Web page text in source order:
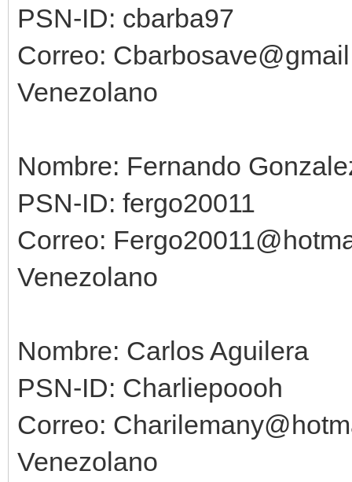
PSN-ID: cbarba97
Correo:
Venezolano
Nombre: Fernando
PSN-ID: fergo20011
Correo:
Venezolano
Nombre: Carlos Aguilera
PSN-ID: Charliepoooh
Correo:
Venezolano